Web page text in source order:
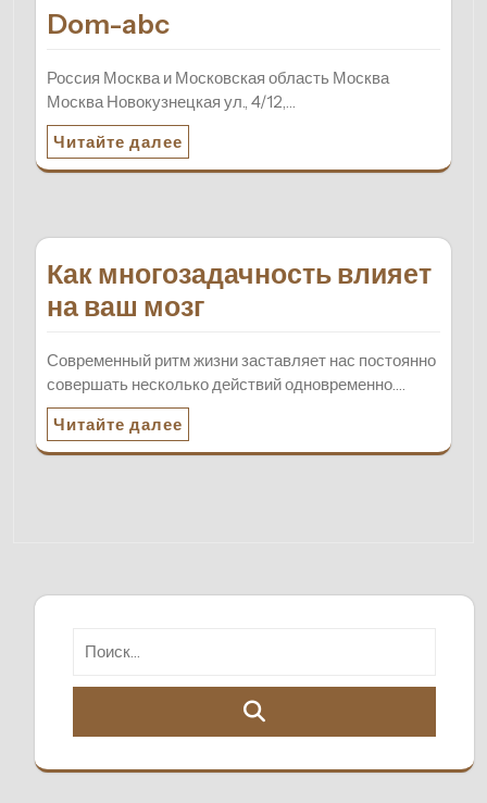
Dom-abc
Россия Москва и Московская область Москва
Москва Новокузнецкая ул., 4/12,…
Читайте далее
Как многозадачность влияет
на ваш мозг
Современный ритм жизни заставляет нас постоянно
совершать несколько действий одновременно.…
Читайте далее